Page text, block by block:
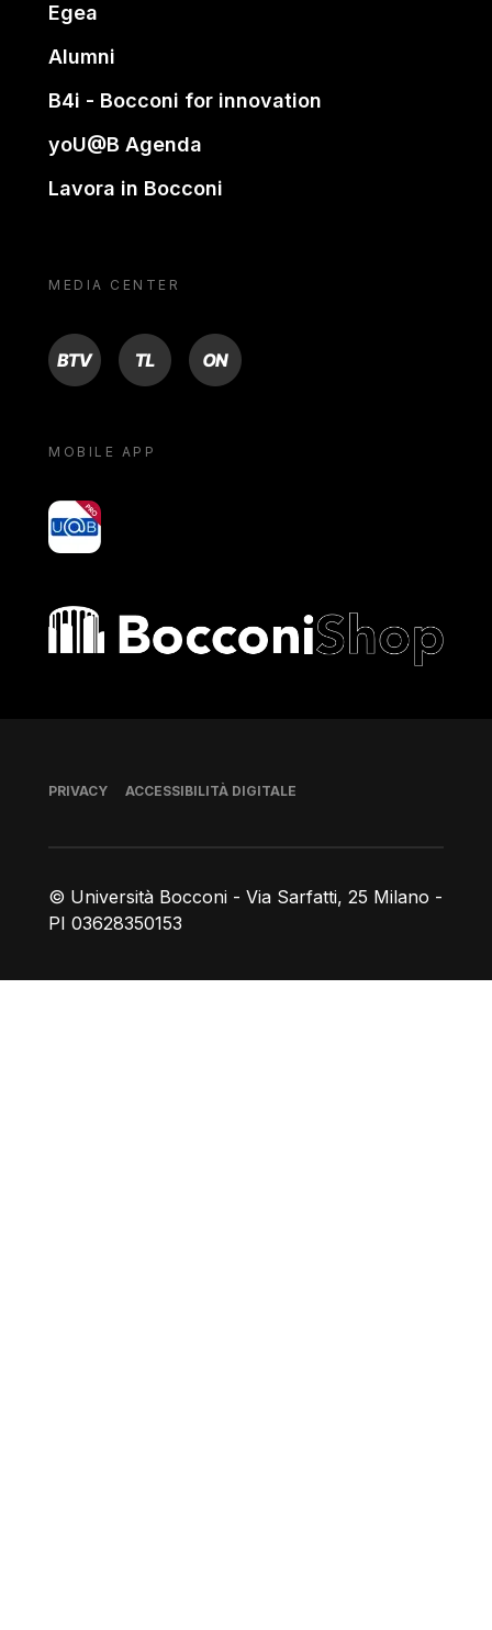
Egea
Alumni
B4i - Bocconi for innovation
yoU@B Agenda
Lavora in Bocconi
MEDIA CENTER
BTV TL ON
MOBILE APP
yoU@B
Bocconi shop
© Università Bocconi - Via Sarfatti, 25 Milano -
PI 03628350153
Piè di pagina
PRIVACY ACCESSIBILITÀ DIGITALE